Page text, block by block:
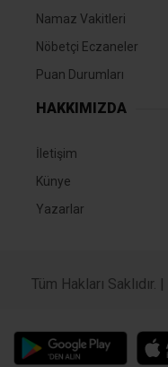
Namaz Vakitleri
Nöbetçi Eczaneler
Puan Durumları
HAKKIMIZDA
İletişim
Künye
Yazarlar
Tüm Hakları Saklıdır. |